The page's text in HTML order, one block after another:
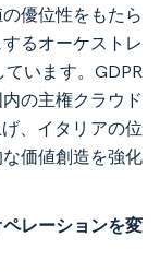
優位性をもたら
るオーケストレ
います。GDPR
の主権クラウド
、イタリアの位
価値創造を強化
レーションを変